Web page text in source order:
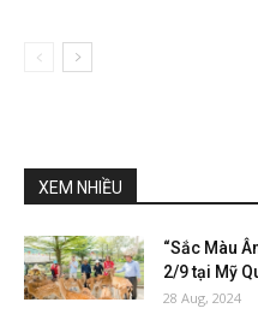
XEM NHIỀU
“Sắc Màu
2/9 tại Mỹ
28 Aug, 2024